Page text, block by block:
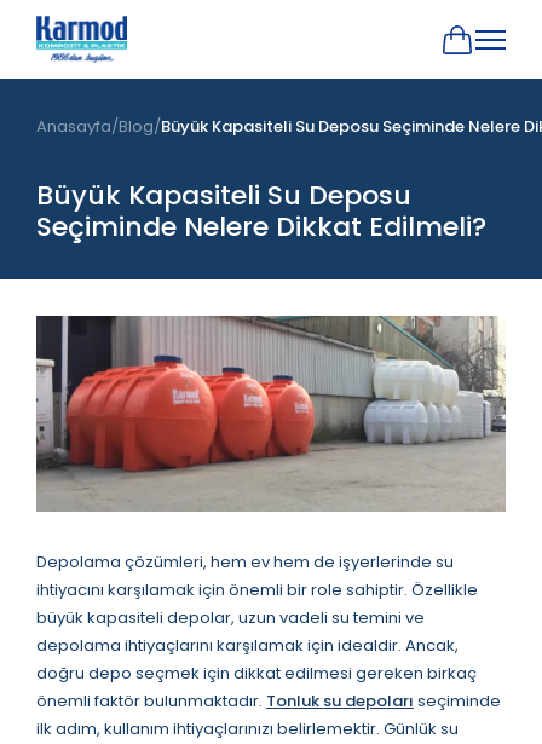
Anasayfa Blog Büyük Kapasiteli Su Deposu Seçiminde Nelere
Büyük Kapasiteli Su Deposu
Seçiminde Nelere Dikkat Edilmeli?
Depolama çözümleri, hem ev hem de işyerlerinde su
ihtiyacını karşılamak için önemli bir role sahiptir. Özellikle
büyük kapasiteli depolar, uzun vadeli su temini ve
depolama ihtiyaçlarını karşılamak için idealdir. Ancak,
doğru depo seçmek için dikkat edilmesi gereken birkaç
önemli faktör bulunmaktadır. Tonluk su depoları seçiminde
ilk adım, kullanım ihtiyaçlarınızı belirlemektir. Günlük su